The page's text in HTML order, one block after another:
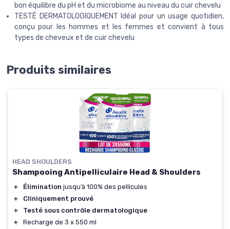
bon équilibre du pH et du microbiome au niveau du cuir chevelu
TESTÉ DERMATOLOGIQUEMENT Idéal pour un usage quotidien,
conçu pour les hommes et les femmes et convient à tous
types de cheveux et de cuir chevelu
Produits similaires
HEAD SHOULDERS
Shampooing Antipelliculaire Head & Shoulders
＋ Élimination jusqu’à 100% des pellicules
＋
Cliniquement prouvé
＋
Testé sous contrôle dermatologique
＋
Recharge de 3 x 550 ml